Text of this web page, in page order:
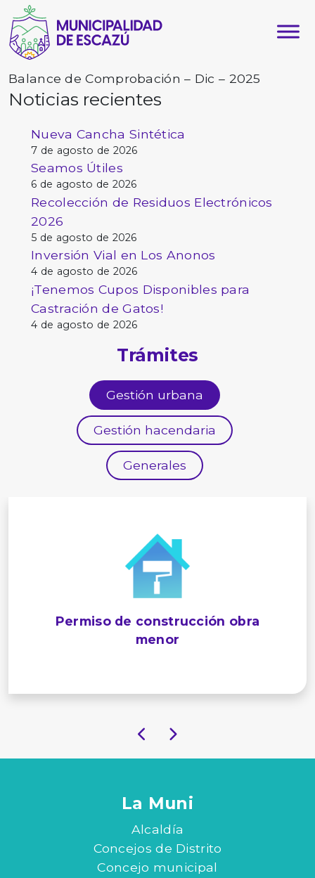
Balance de Comprobación – Dic – 2025
Noticias recientes
Nueva Cancha Sintética
7 de agosto de 2026
Seamos Útiles
6 de agosto de 2026
Recolección de Residuos Electrónicos
2026
5 de agosto de 2026
Inversión Vial en Los Anonos
4 de agosto de 2026
¡Tenemos Cupos Disponibles para
Castración de Gatos!
4 de agosto de 2026
Trámites
Gestión urbana
Gestión hacendaria
Generales
Permiso de construcción obra
menor
La Muni
Alcaldía
Concejos de Distrito
Concejo municipal